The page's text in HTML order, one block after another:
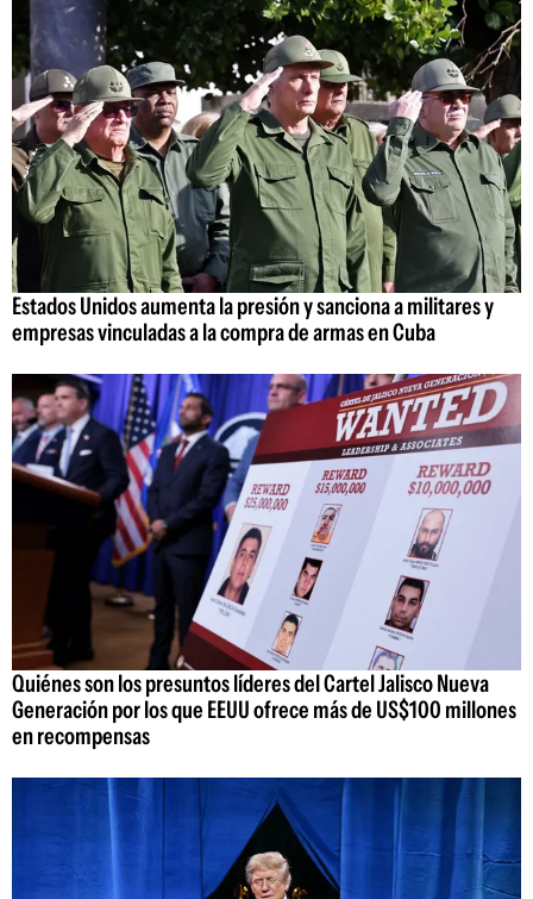
Estados Unidos aumenta la presión y sanciona a militares y
empresas vinculadas a la compra de armas en Cuba
Quiénes son los presuntos líderes del Cartel Jalisco Nueva
Generación por los que EEUU ofrece más de US$100 millones
en recompensas